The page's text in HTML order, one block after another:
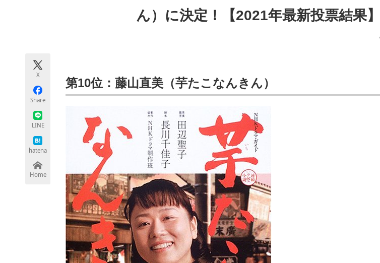
ちょっと気になるネットの話題
ん）に決定！【2021年最新投票結果】
X
Share
LINE
hatena
Home
第10位：藤山直美（芋たこなんきん）